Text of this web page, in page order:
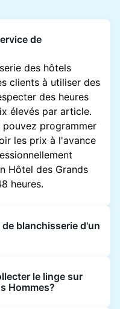
de
des hôtels
clients à utiliser des
des heures
élevés par article.
pouvez programmer
les prix à l'avance
Hôtel des Grands
heures.
blanchisserie d'un
et du vêtement et
élevés.
le linge sur
Hommes?